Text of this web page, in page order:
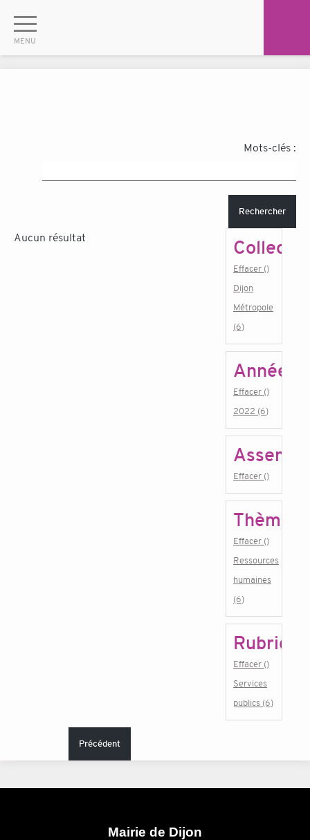
Mots-clés :
Rechercher
Aucun résultat
Effacer ()
Dijon
Métropole
(6)
Année
Effacer ()
2022 (6)
Effacer ()
Thème
Effacer ()
Ressources
humaines
(6)
Rubrique
Effacer ()
Services
publics (6)
Précédent
Mairie de Dijon